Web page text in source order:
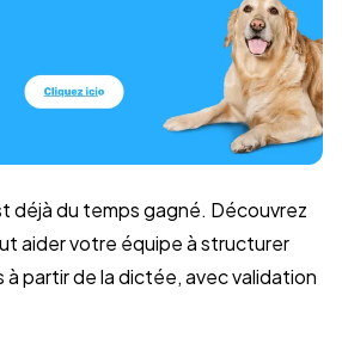
déjà du temps gagné. Découvrez
aider votre équipe à structurer
partir de la dictée, avec validation